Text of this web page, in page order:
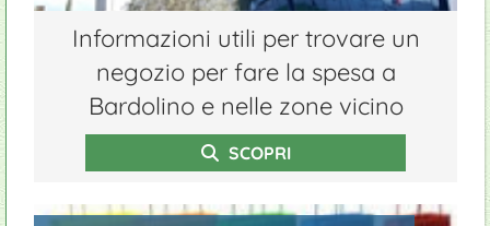
Informazioni utili per trovare un
negozio per fare la spesa a
Bardolino e nelle zone vicino
SCOPRI